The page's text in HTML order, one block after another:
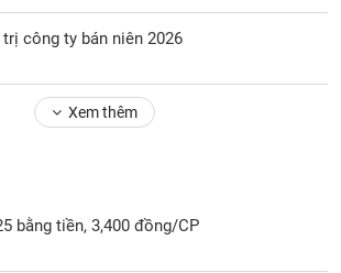
công ty bán niên 2026
Xem thêm
bằng tiền, 3,400 đồng/CP